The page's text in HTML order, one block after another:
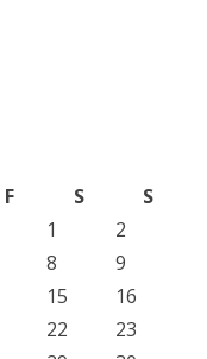
F S
S
1
2
8
9
15
16
22
23